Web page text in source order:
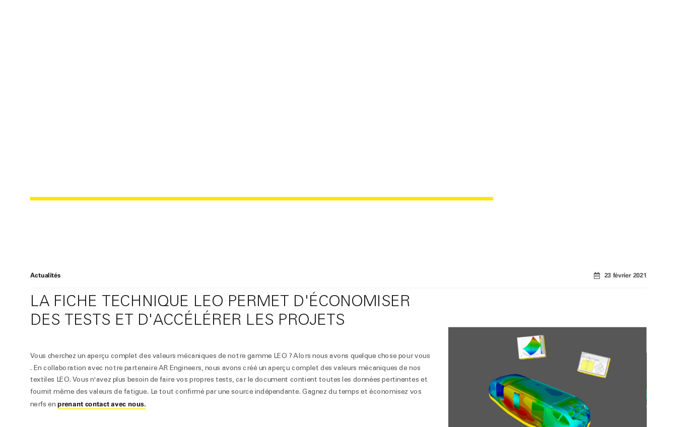
Actualités 23 février 2021
LA FICHE TECHNIQUE LEO PERMET D'ÉCONOMISER
DES TESTS ET D'ACCÉLÉRER LES PROJETS
Vous cherchez un aperçu complet des valeurs mécaniques de notre gamme LEO ? Alors nous avons quelque chose pour vous
. En collaboration avec notre partenaire AR Engineers, nous avons créé un aperçu complet des valeurs mécaniques de nos
textiles LEO. Vous n'avez plus besoin de faire vos propres tests, car le document contient toutes les données pertinentes et
fournit même des valeurs de fatigue. Le tout confirmé par une source indépendante. Gagnez du temps et économisez vos
nerfs enprenant contact avec nous.